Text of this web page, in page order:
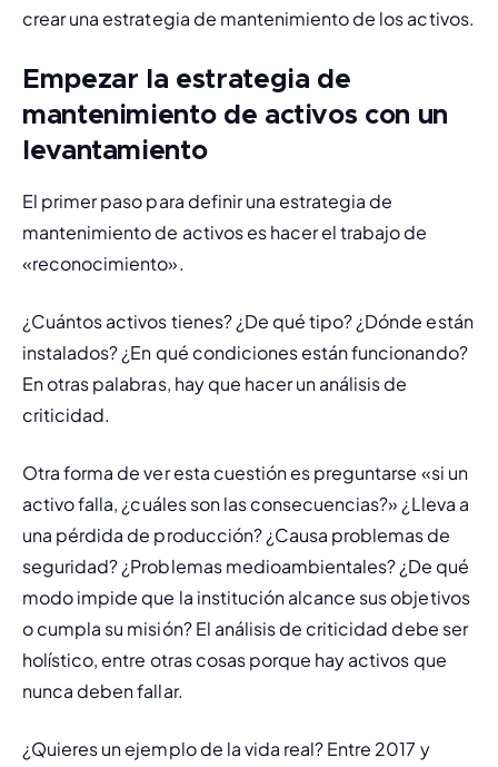
crear una estrategia de mantenimiento de los activos.
Empezar la estrategia de
mantenimiento de activos con un
levantamiento
El primer paso para definir una estrategia de
mantenimiento de activos es hacer el trabajo de
«reconocimiento».
¿Cuántos activos tienes? ¿De qué tipo? ¿Dónde están
instalados? ¿En qué condiciones están funcionando?
En otras palabras, hay que hacer un análisis de
criticidad.
Otra forma de ver esta cuestión es preguntarse «si un
activo falla, ¿cuáles son las consecuencias?» ¿Lleva a
una pérdida de producción? ¿Causa problemas de
seguridad? ¿Problemas medioambientales? ¿De qué
modo impide que la institución alcance sus objetivos
o cumpla su misión? El análisis de criticidad debe ser
holístico, entre otras cosas porque hay activos que
nunca deben fallar.
¿Quieres un ejemplo de la vida real? Entre 2017 y